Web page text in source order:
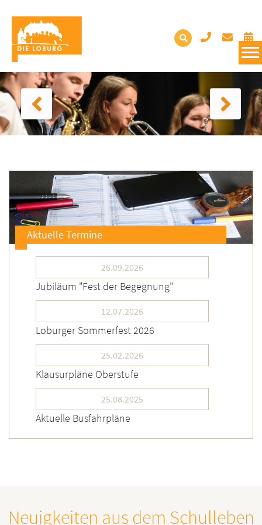
Aktuelle Termine
26.09.2026
Jubiläum "Fest der Begegnung"
12.07.2026
Loburger Sommerfest 2026
25.02.2026
Klausurpläne Oberstufe
25.08.2025
Aktuelle Busfahrpläne
Neuigkeiten aus dem Schulleben